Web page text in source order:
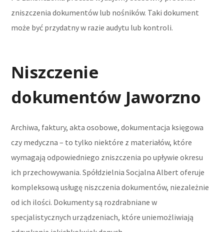
zniszczenia dokumentów lub nośników. Taki dokument
może być przydatny w razie audytu lub kontroli.
Niszczenie
dokumentów Jaworzno
Archiwa, faktury, akta osobowe, dokumentacja księgowa
czy medyczna – to tylko niektóre z materiałów, które
wymagają odpowiedniego zniszczenia po upływie okresu
ich przechowywania. Spółdzielnia Socjalna Albert oferuje
kompleksową usługę niszczenia dokumentów, niezależnie
od ich ilości. Dokumenty są rozdrabniane w
specjalistycznych urządzeniach, które uniemożliwiają